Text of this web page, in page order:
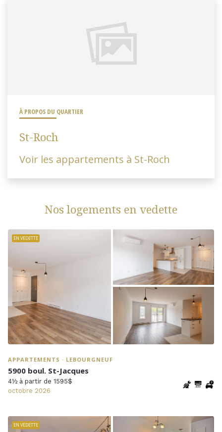
À PROPOS DU QUARTIER
St-Roch
Voir les appartements à St-Roch
Nos logements en vedette
EN VEDETTE
APPARTEMENTS · LEBOURGNEUF
5900 boul. St-Jacques
4½ à partir de 1595$
octobre 2026
EN VEDETTE